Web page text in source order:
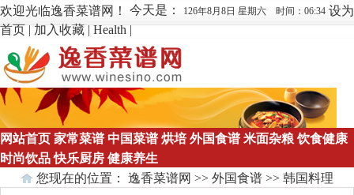
欢迎光临逸香菜谱网！ 今天是： 126年8月8日 星期六 时间：06:34 设为
首页|加入收藏|Health|
网站首页 家常菜谱 中国菜谱 烘培 外国食谱 米面杂粮 饮食健康
时尚饮品 快乐厨房 健康养生
您现在的位置： 逸香菜谱网 >> 外国食谱 >> 韩国料理